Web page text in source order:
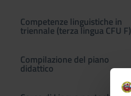
Competenze linguistiche in
triennale (terza lingua CFU F)
Compilazione del piano
didattico